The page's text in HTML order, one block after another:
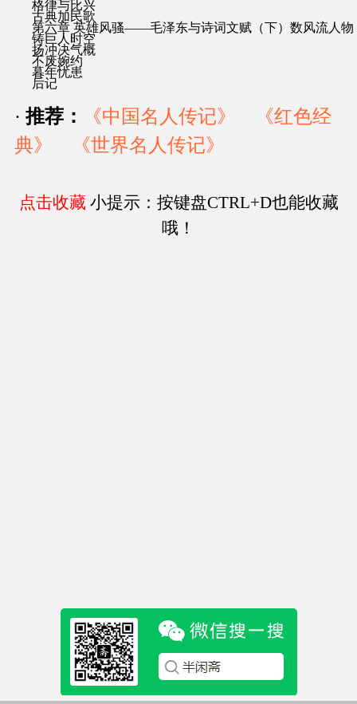
格律与比兴
古典加民歌
第六章 英雄风骚——毛泽东与诗词文赋（下）数风流人物
铸巨人时空
扬冲决气概
不废婉约
暮年忧患
后记
· 推荐： 《中国名人传记》
《红色经
典》
《世界名人传记》
点击收藏 小提示：按键盘CTRL+D也能收藏
哦！